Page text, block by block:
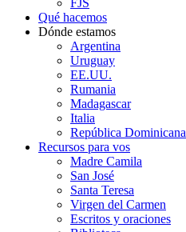
FJS
Qué hacemos
Dónde estamos
Argentina
Uruguay
EE.UU.
Rumania
Madagascar
Italia
República Dominicana
Recursos para vos
Madre Camila
San José
Santa Teresa
Virgen del Carmen
Escritos y oraciones